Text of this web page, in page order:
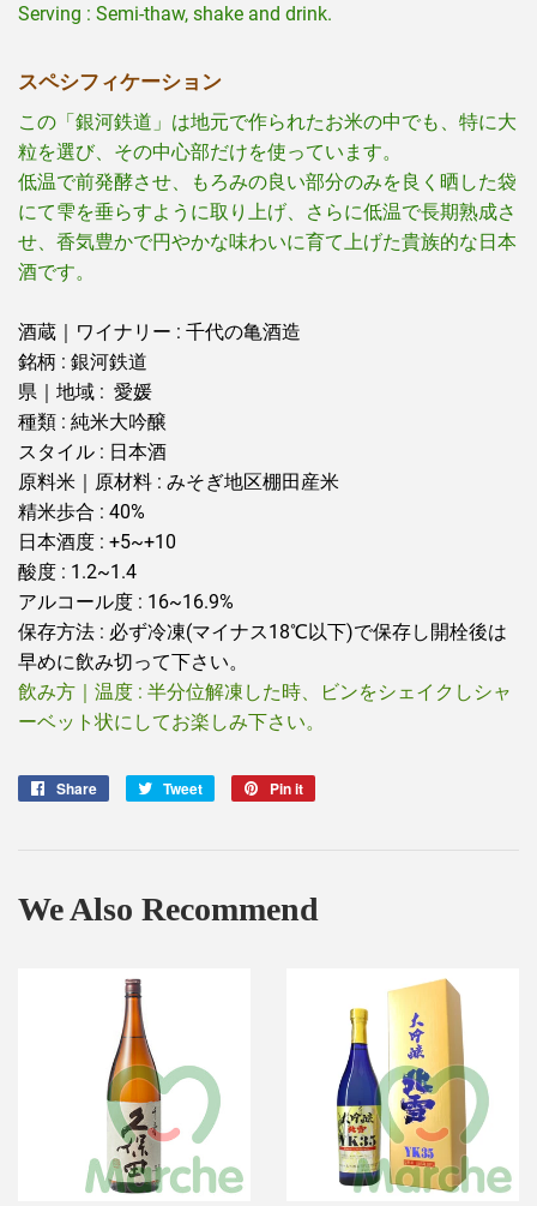
Serving : Semi-thaw, shake and drink.
スペシフィケーション
この「銀河鉄道」は地元で作られたお米の中でも、特に大
粒を選び、その中心部だけを使っています。
低温で前発酵させ、もろみの良い部分のみを良く晒した袋
にて雫を垂らすように取り上げ、さらに低温で長期熟成さ
せ、香気豊かで円やかな味わいに育て上げた貴族的な日本
酒です。
酒蔵｜ワイナリー : 千代の亀酒造
銘柄 : 銀河鉄道
県｜地域 : 愛媛
種類 : 純米大吟醸
スタイル : 日本酒
原料米｜原材料 : みそぎ地区棚田産米
精米歩合 : 40%
日本酒度 : +5~+10
酸度 : 1.2~1.4
アルコール度 : 16~16.9%
保存方法 : 必ず冷凍(マイナス18℃以下)で保存し開栓後は
早めに飲み切って下さい。
飲み方｜温度 : 半分位解凍した時、ビンをシェイクしシャ
ーベット状にしてお楽しみ下さい。
Share
Share
Tweet
Tweet
Pin it
We Also Recommend